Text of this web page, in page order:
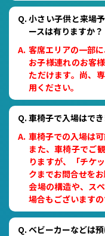
小さい子供と来場
ースは有りますか？
客席エリアの一部
お子様連れのお客
ただけます。尚、
用ください。
車椅子で入場はで
車椅子での入場は可
また、車椅子でご
りますが、「チケ
クまでお問合せをお
会場の構造や、ス
場合もございます
ベビーカーなどは